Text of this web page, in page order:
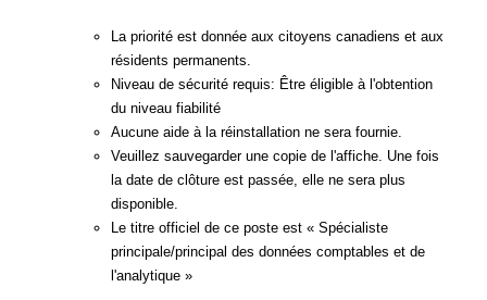
La priorité est donnée aux citoyens canadiens et aux
résidents permanents.
Niveau de sécurité requis: Être éligible à l'obtention
du niveau fiabilité
Aucune aide à la réinstallation ne sera fournie.
Veuillez sauvegarder une copie de l'affiche. Une fois
la date de clôture est passée, elle ne sera plus
disponible.
Le titre officiel de ce poste est « Spécialiste
principale/principal des données comptables et de
l'analytique »